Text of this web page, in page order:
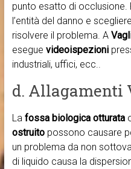
punto esatto di occlusione.
l’entità del danno e
risolvere il problema. A
esegue videoispezioni
industriali, uffici, ecc..
d. Allagamenti
La fossa biologica otturata
ostruitopossono causare
un problema da non
di liquido causa la